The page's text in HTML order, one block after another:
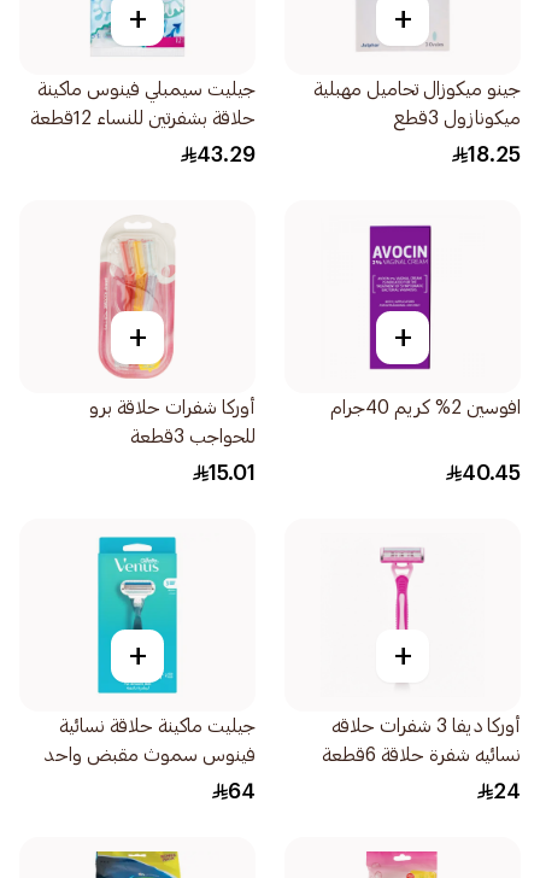
+
جينو ميكوزال تحاميل مهبلية
ميكونازول 3قطع
18.25
+
جيليت سيمبلي فينوس ماكينة
حلاقة بشفرتين للنساء 12قطعة
43.29
+
افوسين 2% كريم 40جرام
40.45
+
أوركا شفرات حلاقة برو
للحواجب 3قطعة
15.01
+
أوركا ديفا 3 شفرات حلاقه
نسائيه شفرة حلاقة 6قطعة
24
+
جيليت ماكينة حلاقة نسائية
فينوس سموث مقبض واحد
وغيارين 3قطعة
64